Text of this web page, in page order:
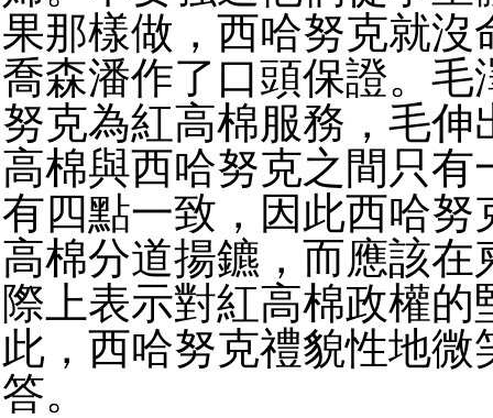
果那樣做，西哈努克就沒
喬森潘作了口頭保證。毛
努克為紅高棉服務，毛伸
高棉與西哈努克之間只有
有四點一致，因此西哈努
高棉分道揚鑣，而應該在
際上表示對紅高棉政權的
此，西哈努克禮貌性地微
答。